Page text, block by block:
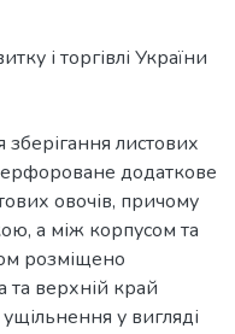
і торгівлі України
листових
додаткове
овочів, причому
а між корпусом та
розміщено
та верхній край
у вигляді